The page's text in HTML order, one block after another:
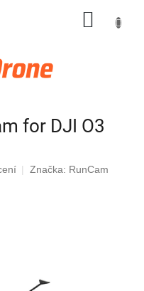
for DJI O3
Značka: RunCam